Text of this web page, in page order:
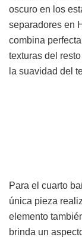
oscuro en los
separadores en
combina
texturas del
la suavidad del
Para el cuarto
única pieza
elemento
brinda un